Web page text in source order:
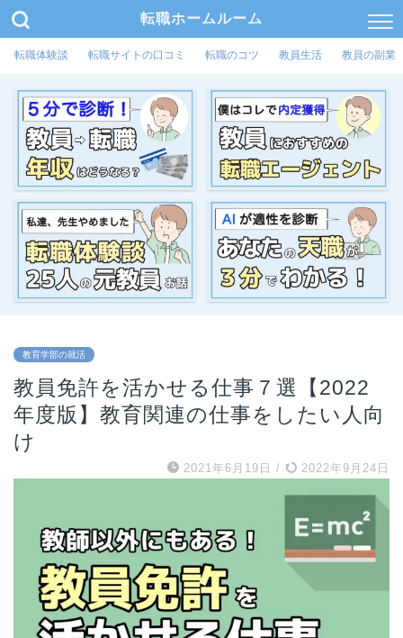
転職ホームルーム
転職体験談 転職サイトの口コミ 転職のコツ 教員生活 教員の副業
教育学部の就活
教員免許を活かせる仕事７選【2022
年度版】教育関連の仕事をしたい人向
け
2021年6月19日 / 2022年9月24日